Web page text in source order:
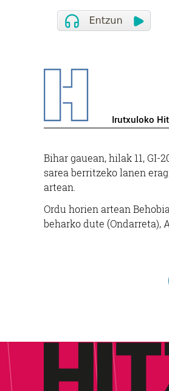
Irutxuloko
Bihar gauean, hilak 11, GI-
sarea berritzeko lanen
artean.
Ordu horien artean
beharko dute (Ondarreta),